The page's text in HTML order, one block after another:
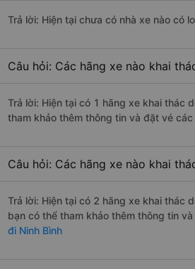
Trả lời: Hiện tại chưa có nhà xe nào có
Câu hỏi: Các hãng xe nào khai
Trả lời: Hiện tại có 1 hãng xe khai thác
tham khảo thêm thông tin và đặt vé
Câu hỏi: Các hãng xe nào khai
Trả lời: Hiện tại có 2 hãng xe khai thác
bạn có thể tham khảo thêm thông tin
đi Ninh Bình